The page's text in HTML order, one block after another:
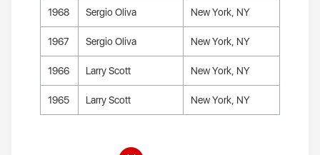
1968 Sergio Oliva New York, NY
1967 Sergio Oliva New York, NY
1966 Larry Scott New York, NY
1965 Larry Scott New York, NY